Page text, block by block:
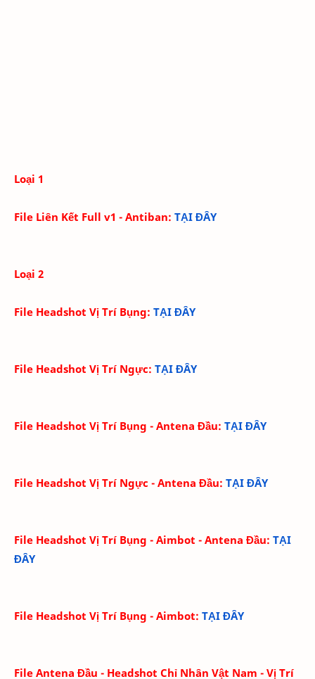
Loại 1
File Liên Kết Full v1 - Antiban: TẠI ĐÂY
Loại 2
File Headshot Vị Trí Bụng: TẠI ĐÂY
File Headshot Vị Trí Ngực: TẠI ĐÂY
File Headshot Vị Trí Bụng - Antena Đầu: TẠI ĐÂY
File Headshot Vị Trí Ngực - Antena Đầu: TẠI ĐÂY
File Headshot Vị Trí Bụng - Aimbot - Antena Đầu: TẠI
ĐÂY
File Headshot Vị Trí Bụng - Aimbot: TẠI ĐÂY
File Antena Đầu - Headshot Chỉ Nhân Vật Nam - Vị Trí